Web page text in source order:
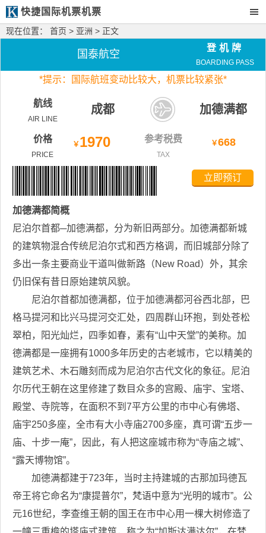
快捷国际机票机票
现在位置： 首页 > 亚洲 > 正文
国泰航空
登机牌
BOARDING PASS
*提示：国际航班变动比较大， 机票比较紧张*
航线
AIR LINE
成都 加德满都
价格
PRICE
￥ 1970 参考税费
TAX
￥668
立即预订
加德满都简概
尼泊尔首都─加德满都，分为新旧两部分。加德满都新城
的建筑物混合传统尼泊尔式和西方格调，而旧城部分除了
多出一条主要商业干道叫做新路（New Road）外，其余
仍旧保有昔日原始建筑风貌。
尼泊尔首都加德满都，位于加德满都河谷西北部，巴
格马提河和比兴马提河交汇处，四周群山环抱，到处苍松
翠柏，阳光灿烂，四季如春，素有“山中天堂”的美称。加
德满都是一座拥有1000多年历史的古老城市，它以精美的
建筑艺术、木石雕刻而成为尼泊尔古代文化的象征。尼泊
尔历代王朝在这里修建了数目众多的宫殿、庙宇、宝塔、
殿堂、寺院等，在面积不到7平方公里的市中心有佛塔、
庙宇250多座，全市有大小寺庙2700多座，真可谓“五步一
庙、十步一庵”，因此，有人把这座城市称为“寺庙之城”、
“露天博物馆”。
加德满都建于723年，当时主持建城的古那加玛德瓦
帝王将它命名为“康提普尔”，梵语中意为“光明的城市”。公
元16世纪，李查维王朝的国王在市中心用一棵大树修造了